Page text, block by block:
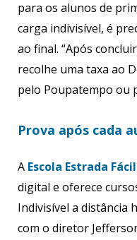
para os alunos de
carga indivisível, é
ao final. “Após
recolhe uma taxa ao
pelo Poupatempo ou
Prova após cada
A Escola Estrada Fácil
digital e oferece
Indivisível a distância
com o diretor